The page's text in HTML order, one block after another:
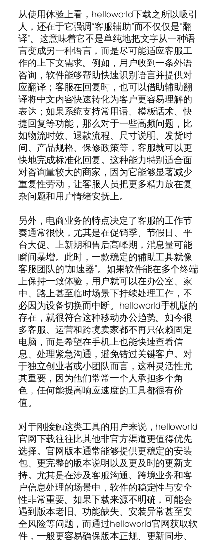
从使用体验上看，helloworld下载之所以吸引
人，还在于它强调“客服辅助”而不仅仅是“翻
译”。这意味着它不是单纯地把文字从一种语
言变成另一种语言，而是尽可能适应客服工
作的上下文需求。例如，用户收到一条外语
咨询，软件能够帮助快速识别语言并提供对
应翻译；客服在回复时，也可以借助辅助翻
译将中文内容快速转化为客户更容易理解的
表达；如果系统支持常用语、模板话术、快
捷回复等功能，那么对于一些高频问题，比
如物流时效、退款流程、尺寸说明、发货时
间、产品规格、保修政策等，客服就可以更
快地完成标准化回复。这种能力特别适合面
对咨询量较大的商家，因为它能够显著减少
重复性劳动，让客服人员把更多精力放在复
杂问题和用户情绪安抚上。
另外，电商业务的特点决定了客服的工作节
奏通常很快，尤其是在促销季、节假日、平
台大促、上新期和售后高峰期，消息量可能
瞬间暴增。此时，一款稳定的辅助工具就像
客服团队的“加速器”。如果软件能在多个终端
上保持一致体验，用户就可以在办公室、家
中、路上甚至临时场景下持续处理工作，不
必因为设备切换而中断。helloworld手机版的
存在，就很符合这种移动办公趋势。如今很
多客服、运营和跨境卖家都不再只依赖固定
电脑，而是希望在手机上也能快速查看信
息、处理紧急沟通，避免错过关键客户。对
于独立创业者或小团队而言，这种灵活性尤
其重要，因为他们常常一个人承担多个角
色，任何能提高响应速度的工具都很有价
值。
对于刚接触这类工具的用户来说，helloworld
官网下载往往比其他非官方渠道更值得优先
选择。官网版本通常能够提供更稳定的安装
包、更完整的版本说明以及更及时的更新支
持。尤其是在涉及客服沟通、跨境业务和客
户信息处理的场景中，软件的稳定性与安全
性非常重要。如果下载来源不明确，可能会
遇到版本老旧、功能缺失、安装异常甚至安
全风险等问题，而通过helloworld官网获取软
件，一般更容易确保版本正规、更新同步、